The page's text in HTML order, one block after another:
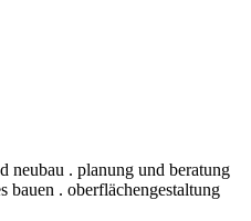
neubau . planung und beratung
bauen . oberflächengestaltung